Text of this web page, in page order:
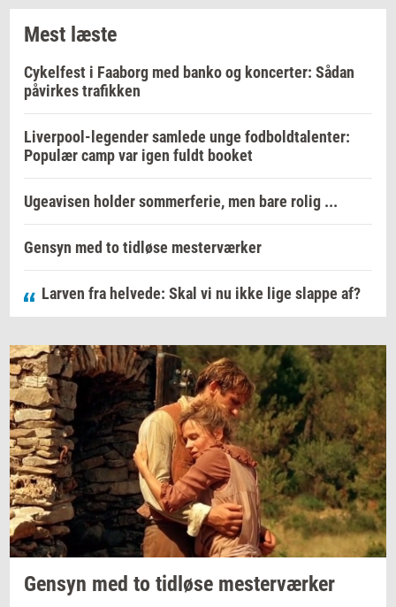
Mest læste
Cykelfest i Faaborg med banko og koncerter: Sådan
påvirkes trafikken
Liverpool-legender samlede unge fodboldtalenter:
Populær camp var igen fuldt booket
Ugeavisen holder sommerferie, men bare rolig ...
Gensyn med to tidløse mesterværker
Larven fra helvede: Skal vi nu ikke lige slappe af?
Gen­syn med to tid­lø­se mester­vær­ker